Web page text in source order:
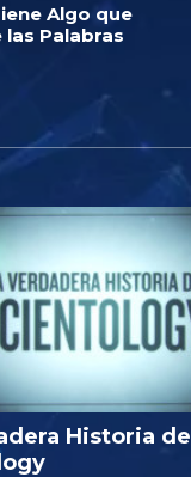
Algo que
las Palabras
Historia de